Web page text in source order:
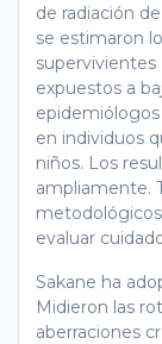
de radiación
se estimaron
expuestos a
en individuos
niños. Los
ampliamente.
evaluar
Sakane ha
Midieron las
aberraciones